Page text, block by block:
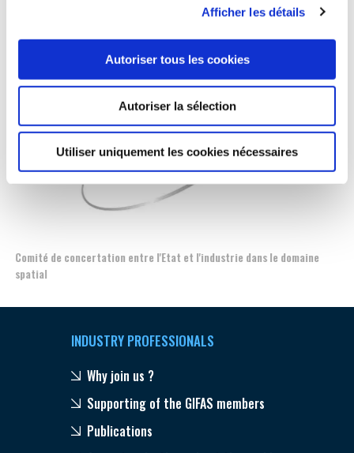
Afficher les détails
Autoriser tous les cookies
Autoriser la sélection
Utiliser uniquement les cookies nécessaires
Comité de concertation entre l'Etat et l'industrie dans le domaine
spatial
INDUSTRY PROFESSIONALS
Why join us ?
Supporting of the GIFAS members
Publications